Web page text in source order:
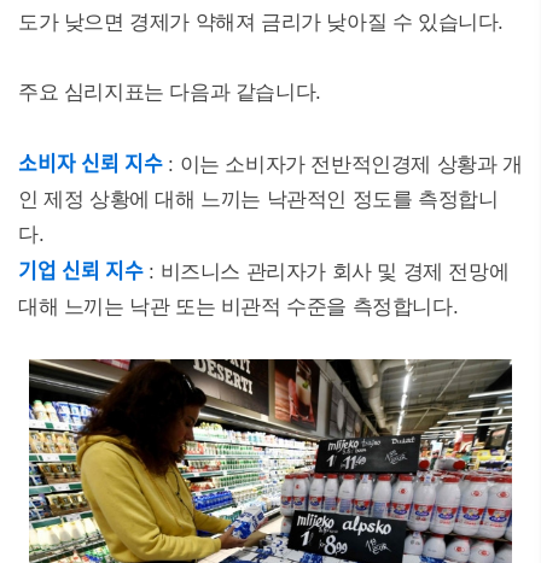
도가 낮으면 경제가 약해져 금리가 낮아질 수 있습니다.
주요 심리지표는 다음과 같습니다.
소비자 신뢰 지수: 이는 소비자가 전반적인경제 상황과 개
인 제정 상황에 대해 느끼는 낙관적인 정도를 측정합니
다.
기업 신뢰 지수: 비즈니스 관리자가 회사 및 경제 전망에
대해 느끼는 낙관 또는 비관적 수준을 측정합니다.